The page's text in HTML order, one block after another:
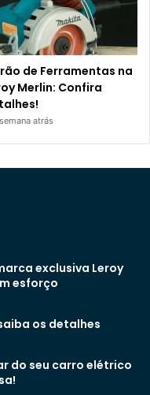
de Ferramentas na
Merlin: Confira
atrás
exclusiva Leroy
esforço
os detalhes
do seu carro elétrico